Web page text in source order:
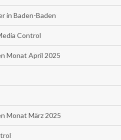
in Baden-Baden
Control
Monat April 2025
Monat März 2025